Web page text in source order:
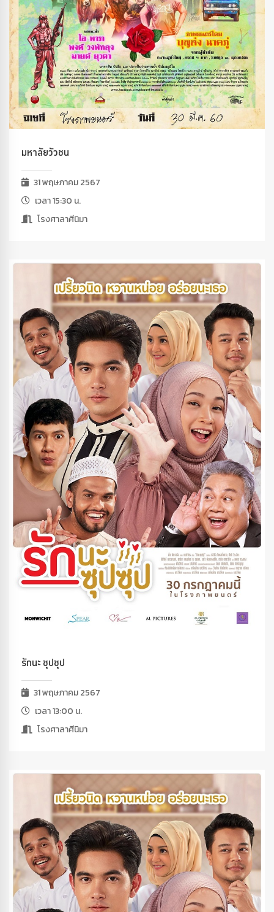
มหาลัยวัวชน
31 พฤษภาคม 2567
เวลา 15:30 น.
โรงศาลาศีนิมา
รักนะ ซุปซุป
31 พฤษภาคม 2567
เวลา 13:00 น.
โรงศาลาศีนิมา